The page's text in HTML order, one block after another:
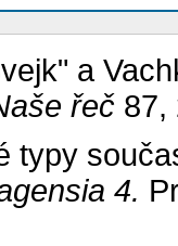
a
řeč 87,
typy
4.